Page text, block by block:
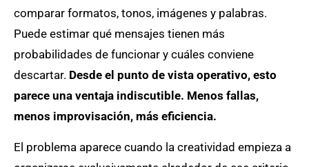
comparar formatos, tonos, imágenes y palabras.
Puede estimar qué mensajes tienen más
probabilidades de funcionar y cuáles conviene
descartar. Desde el punto de vista operativo, esto
parece una ventaja indiscutible. Menos fallas,
menos improvisación, más eficiencia.
El problema aparece cuando la creatividad empieza a